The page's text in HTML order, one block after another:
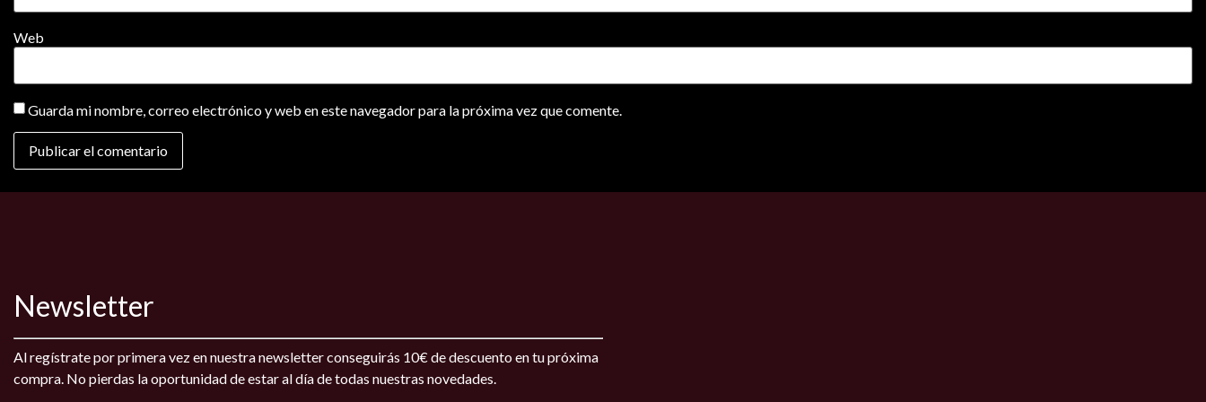
Web
Guarda mi nombre, correo electrónico y web en este navegador para la próxima vez que comente.
Newsletter
Al regístrate por primera vez en nuestra newsletter conseguirás 10€ de descuento en tu próxima
compra. No pierdas la oportunidad de estar al día de todas nuestras novedades.